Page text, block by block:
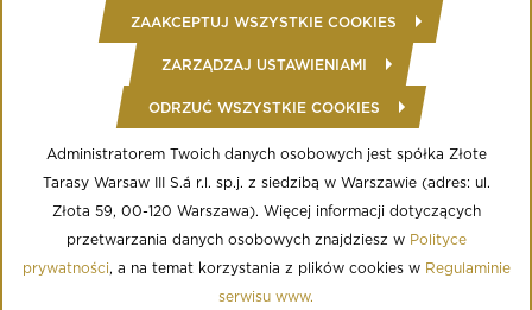
Saturday - Sunday: 8:00 - 22:00
© Copyright 2020 Złote Tarasy
Regulamin Centrum Handlowego
Polityka prywatności
Informacja o przetwarzaniu danych osobowych
Regulamin aplikacji mobilnej
Ustawienia Cookies
ZAAKCEPTUJ WSZYSTKIE COOKIES
ZARZĄDZAJ USTAWIENIAMI
ODRZUĆ WSZYSTKIE COOKIES
Administratorem Twoich danych osobowych jest spółka Złote
Tarasy Warsaw III S.á r.l. sp.j. z siedzibą w Warszawie (adres: ul.
Złota 59, 00-120 Warszawa). Więcej informacji dotyczących
przetwarzania danych osobowych znajdziesz w Polityce
prywatności, a na temat korzystania z plików cookies w Regulaminie
serwisu www.